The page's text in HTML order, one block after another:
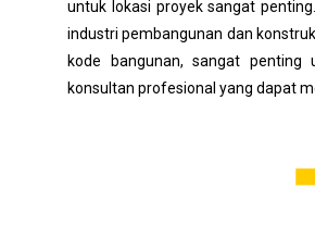
untuk lokasi proyek sangat
industri pembangunan dan
kode bangunan, sangat penting
konsultan profesional yang dapat